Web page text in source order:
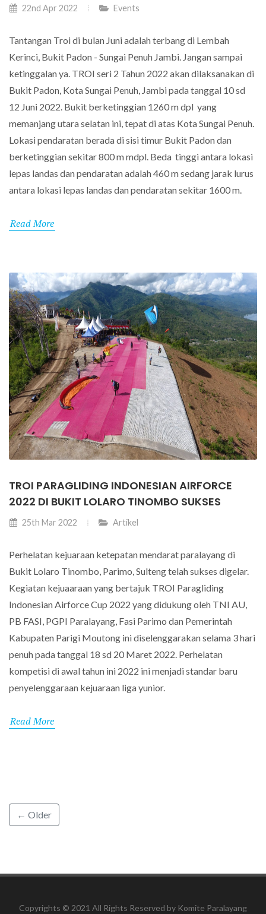
22nd Apr 2022 Events
Tantangan Troi di bulan Juni adalah terbang di Lembah
Kerinci, Bukit Padon - Sungai Penuh Jambi. Jangan sampai
ketinggalan ya. TROI seri 2 Tahun 2022 akan dilaksanakan di
Bukit Padon, Kota Sungai Penuh, Jambi pada tanggal 10 sd
12 Juni 2022. Bukit berketinggian 1260 m dpl yang
memanjang utara selatan ini, tepat di atas Kota Sungai Penuh.
Lokasi pendaratan berada di sisi timur Bukit Padon dan
berketinggian sekitar 800 m mdpl. Beda tinggi antara lokasi
lepas landas dan pendaratan adalah 460 m sedang jarak lurus
antara lokasi lepas landas dan pendaratan sekitar 1600 m.
Read More
TROI PARAGLIDING INDONESIAN AIRFORCE
2022 DI BUKIT LOLARO TINOMBO SUKSES
25th Mar 2022 Artikel
Perhelatan kejuaraan ketepatan mendarat paralayang di
Bukit Lolaro Tinombo, Parimo, Sulteng telah sukses digelar.
Kegiatan kejuaaraan yang bertajuk TROI Paragliding
Indonesian Airforce Cup 2022 yang didukung oleh TNI AU,
PB FASI, PGPI Paralayang, Fasi Parimo dan Pemerintah
Kabupaten Parigi Moutong ini diselenggarakan selama 3 hari
penuh pada tanggal 18 sd 20 Maret 2022. Perhelatan
kompetisi di awal tahun ini 2022 ini menjadi standar baru
penyelenggaraan kejuaraan liga yunior.
Read More
← Older
Copyrights © 2021 All Rights Reserved by Komite Paralayang